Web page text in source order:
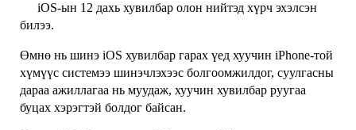
iOS-ын 12 дахь хувилбар олон нийтэд хүрч эхэлсэн
билээ.
Apple
компани
Өмнө нь шинэ iOS хувилбар гарах үед хуучин iPhone-той
хүмүүс системээ шинэчлэхээс болгоомжилдог, суулгасны
дараа ажиллагаа нь муудаж, хуучин хувилбар руугаа
буцах хэрэгтэй болдог байсан.